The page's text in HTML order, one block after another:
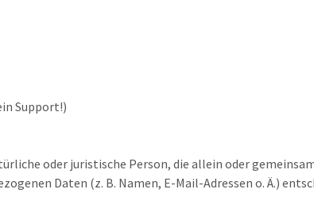
Support!)
oder juristische Person, die allein oder
Daten (z. B. Namen, E-Mail-Adressen o. Ä.)